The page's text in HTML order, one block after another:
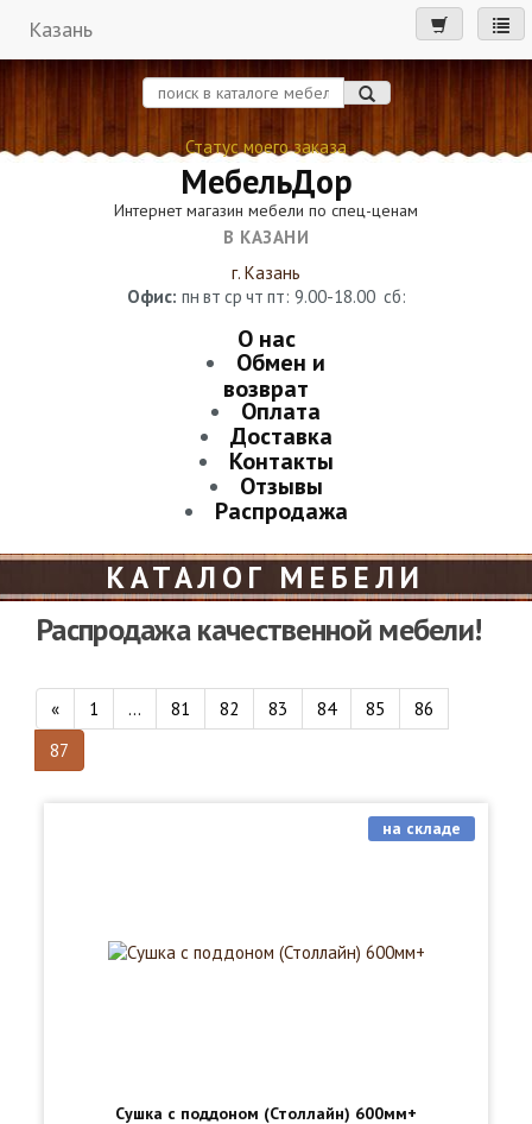
Казань
Статус моего заказа
МебельДор
Интернет магазин мебели по спец-ценам
В КАЗАНИ
г. Казань
Офис: пн вт ср чт пт: 9.00-18.00 сб:
О нас
Обмен и
возврат
Оплата
Доставка
Контакты
Отзывы
Распродажа
КАТАЛОГ МЕБЕЛИ
Распродажа качественной мебели!
« 1 ... 81 82 83 84 85
86
87
Сушка с поддоном (Столлайн) 600мм+
на складе